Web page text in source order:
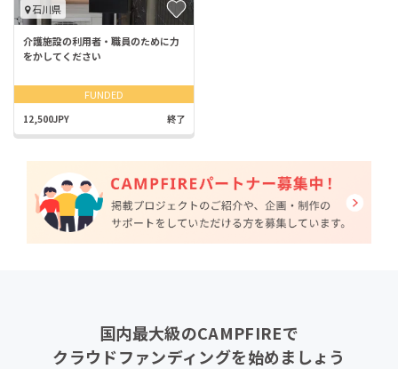
石川県
介護施設の利用者・職員のために力
をかしてください
FUNDED
12,500JPY 終了
国内最大級のCAMPFIREで
クラウドファンディングを始めましょう